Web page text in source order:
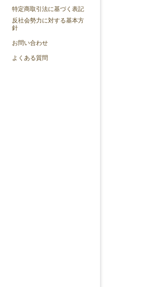
特定商取引法に基づく表記
反社会勢力に対する基本方
針
お問い合わせ
よくある質問